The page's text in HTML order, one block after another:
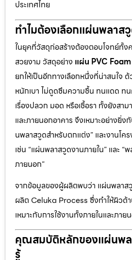
ประเทศไทย
ทำไมต้องเลือกแผ่นพลาส
ในยุคที่วัสดุก่อสร้างต้องตอบโจทย์ทั้ง
สวยงาม วัสดุอย่าง แผ่น PVC
ยกให้เป็นอีกทางเลือกหนึ่งที่น่าสนใจ
หนักเบา ไม่ดูดซึมความชื้น ทนแดด ท
เรื่องปลวก มอด หรือเชื้อรา ทั้งยังสาม
และภายนอกอาคาร จึงเหมาะอย่างยิ่
นพลาสวูดสำหรับตกแต่ง” และงานโคร
เช่น “แผ่นพลาสวูดงานภายใน” และ “
ภายนอก”
จากข้อมูลของผู้ผลิตพบว่า แผ่นพลาส
ผลิต Celuka Process ซึ่งทำให้ผิวด้
เหมาะกับการใช้งานทั้งภายในและภา
คุณสมบัติหลักของแผ่นพ
รู้